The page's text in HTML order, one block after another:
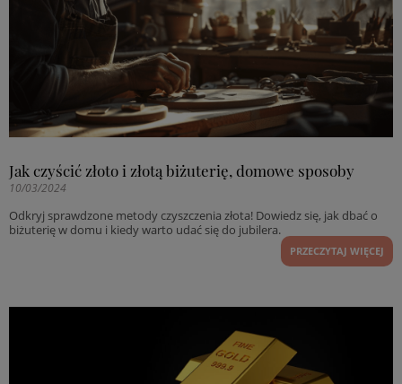
Jak czyścić złoto i złotą biżuterię, domowe sposoby
10/03/2024
Odkryj sprawdzone metody czyszczenia złota! Dowiedz się, jak dbać o
biżuterię w domu i kiedy warto udać się do jubilera.
PRZECZYTAJ WIĘCEJ